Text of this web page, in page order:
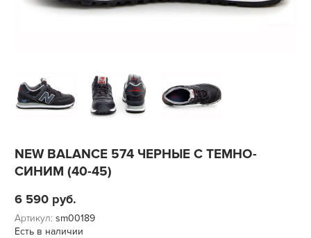
NEW BALANCE 574 ЧЕРНЫЕ С ТЕМНО-
СИНИМ (40-45)
6 590 руб.
Артикул: sm00189
Есть в наличии